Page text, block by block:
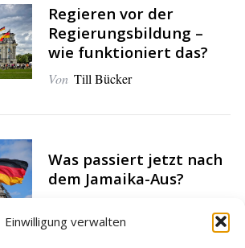
Einwilligung verwalten
Regieren vor der
Regierungsbildung –
wie funktioniert das?
Von Till Bücker
Was passiert jetzt nach
dem Jamaika-Aus?